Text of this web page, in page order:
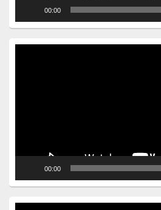
00:00
00:00